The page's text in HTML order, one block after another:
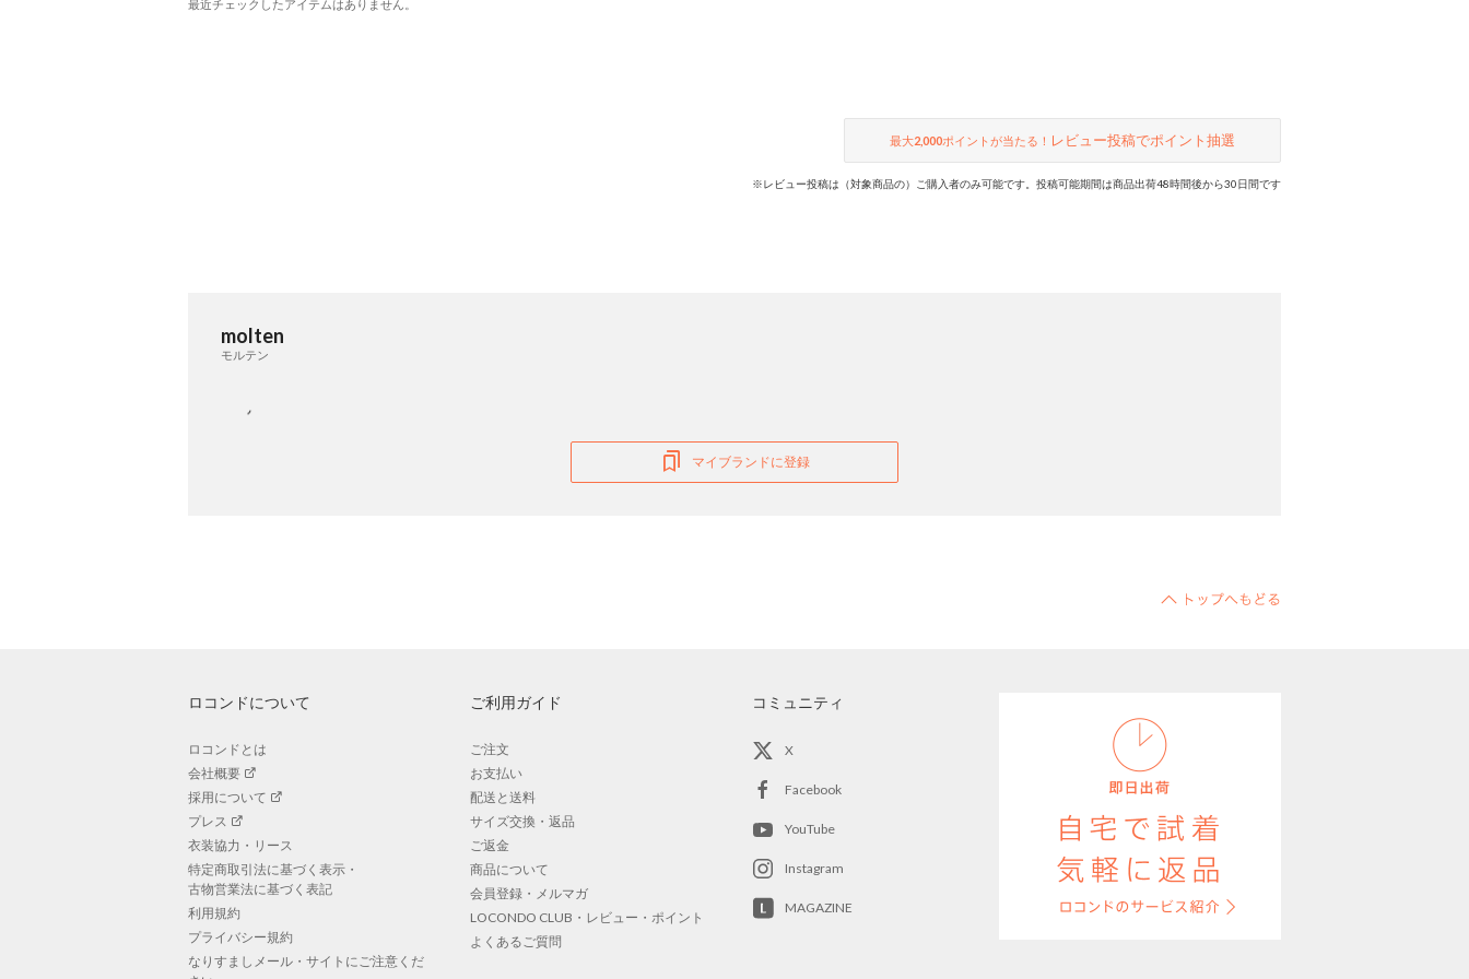
最近チェックしたアイテムはありません。
最大2,000ポイントが当たる！ レビュー投稿でポイント抽選
※レビュー投稿は（対象商品の）ご購入者のみ可能です。投稿可能期間は商品出荷48時間後から30日間です
molten
モルテン
マイブランドに登録
ロコンドについて
ロコンドとは
会社概要
採用について
プレス
衣装協力・リース
特定商取引法に基づく表示・
古物営業法に基づく表記
利用規約
プライバシー規約
なりすましメール・サイトにご注意くだ
ご利用ガイド
ご注文
お支払い
配送と送料
サイズ交換・返品
ご返金
商品について
会員登録・メルマガ
LOCONDO CLUB・レビュー・ポイント
よくあるご質問
コミュニティ
X
Facebook
YouTube
Instagram
MAGAZINE